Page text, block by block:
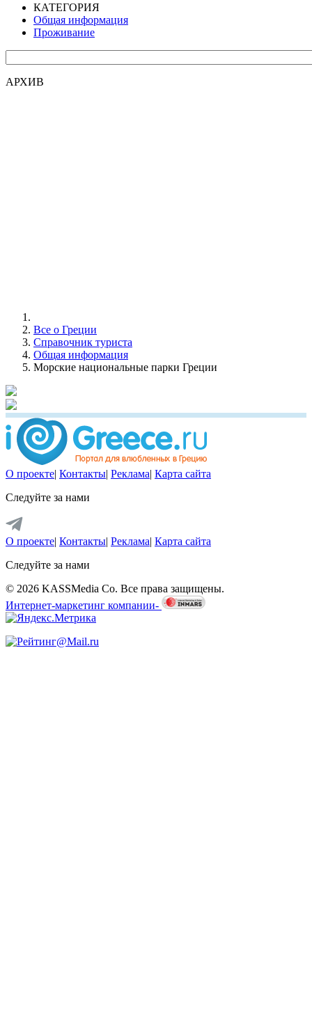
КАТЕГОРИЯ
Общая информация
Проживание
АРХИВ
Все о Греции
Справочник туриста
Общая информация
Морские национальные парки Греции
О проекте| Контакты| Реклама| Карта сайта
Следуйте за нами
О проекте| Контакты| Реклама| Карта сайта
Следуйте за нами
© 2026 KASSMedia Co. Все права защищены.
Интернет-маркетинг компании-